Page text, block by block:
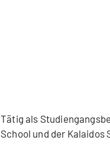
Tätig als
School und der Kalaidos